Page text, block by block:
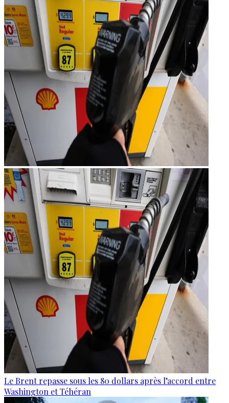
Le Brent repasse sous les 80 dollars après l’accord entre
Washington et Téhéran